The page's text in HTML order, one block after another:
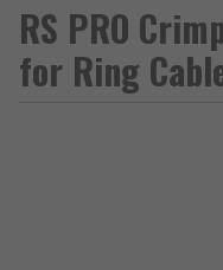
RS PRO
for Ring